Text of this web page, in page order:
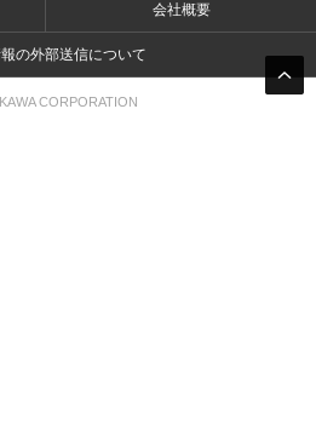
会社概要
の外部送信について
CORPORATION